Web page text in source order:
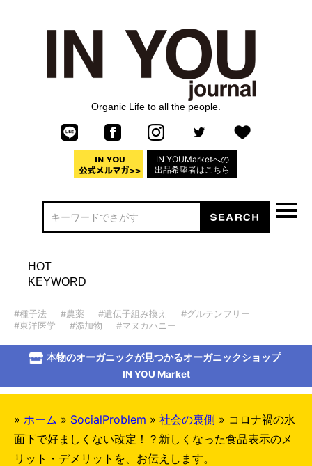
Organic Life to all the people.
IN YOUMarketへの
出品希望者はこちら
HOT
KEYWORD
#種子法 #農薬 #遺伝子組み換え
#グルテンフリー
#東洋医学
#添加物 #マヌカハニー
本物のオーガニックが見つかるオーガニックショップ
IN YOU Market
» ホーム » SocialProblem » 社会の裏側 » コロナ禍の水
面下で好ましくない改定！？新しくなった食品表示のメ
リット・デメリットを、お伝えします。